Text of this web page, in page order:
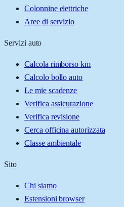
Colonnine elettriche
Aree di servizio
Servizi auto
Calcola rimborso km
Calcolo bollo auto
Le mie scadenze
Verifica assicurazione
Verifica revisione
Cerca officina autorizzata
Classe ambientale
Sito
Chi siamo
Estensioni browser